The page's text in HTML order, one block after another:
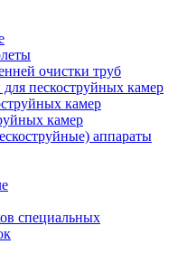
очистки труб
пескоструйных камер
камер
камер
аппараты
специальных